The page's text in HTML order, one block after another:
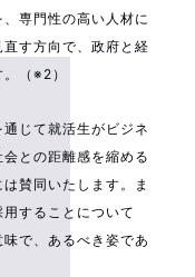
専門性の高い人材に
す方向で、政府と経
（※2）
じて就活生がビジネ
との距離感を縮める
賛同いたします。ま
することについて
で、あるべき姿であ